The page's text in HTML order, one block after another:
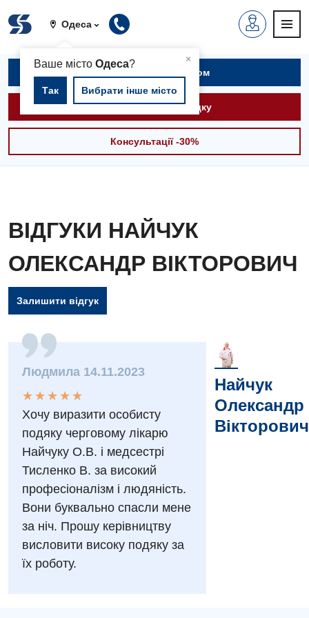
Одеса
×
Ваше містоОдеса?
Так Вибрати інше місто
Вакансії
Заходи БПР
Інтернатура
Енциклопедія
Програма лояльності
Відгуки
Відео
Діагностика
Ангіографічні дослідження
Ендоскопічне відділення
Комп’ютерна томографія
Магнітно-резонансна томографія
Мамографія
Нейросонографія
Відділ госпіталізації
Відділення кардіосудинної патології та неврології
Відділення невідкладних станів
Відділення інтенсивної терапії
Гінекологічне відділення
Денний стаціонар
Ендоскопічне відділення
Декларування
Лікування гострого інфаркту
Записатися на прийом
Викликати швидку
Консультації -30%
ВІДГУКИ НАЙЧУК
ОЛЕКСАНДР ВІКТОРОВИЧ
Залишити відгук
Людмила 14.11.2023
★
★
★
★
★
★ ★ ★ ★ ★
Хочу виразити особисту
подяку черговому лікарю
Найчуку О.В. і медсестрі
Тисленко В. за високий
професіоналізм і людяність.
Вони буквально спасли мене
за ніч. Прошу керівництву
висловити високу подяку за
їх роботу.
Найчук
Олександр
Вікторович